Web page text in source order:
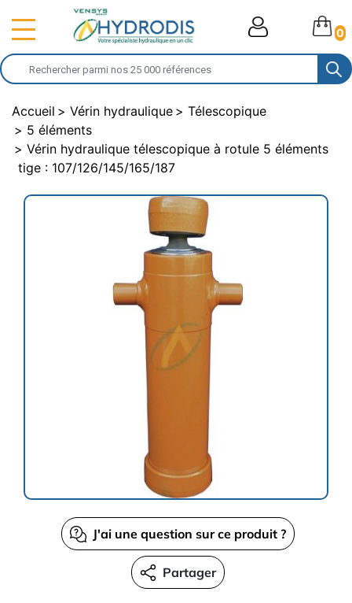
0
Accueil Vérin hydraulique
Télescopique
5 éléments
Vérin hydraulique télescopique à rotule 5 éléments
tige : 107/126/145/165/187
J'ai une question sur ce produit ?
Partager